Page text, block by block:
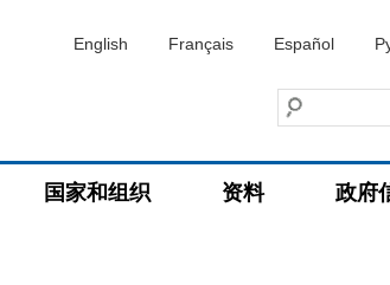
English Français Español
国家和组织 资料 政府